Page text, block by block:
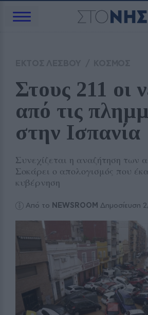
Στους 211 οι
από τις
στην Ισπανία
Συνεχίζεται η αναζήτηση των
Σοκάρει ο απολογισμός που
κυβέρνηση
Από το NEWSROOM Δημοσίευση